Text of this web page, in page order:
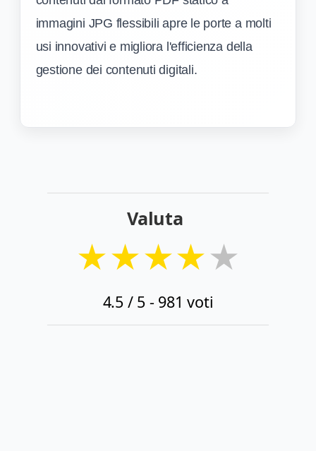
immagini JPG flessibili apre le porte a molti
usi innovativi e migliora l'efficienza della
gestione dei contenuti digitali.
Valuta
★★★★★
4.5/ 5 - 981 voti